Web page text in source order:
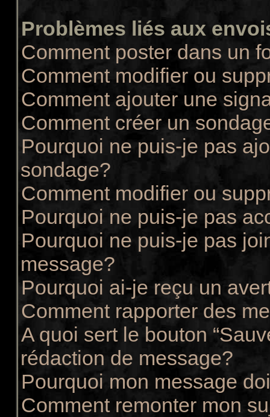
Problèmes liés aux
Comment poster dans un
Comment modifier ou
Comment ajouter une
Comment créer un
Pourquoi ne puis-je pas
sondage?
Comment modifier ou
Pourquoi ne puis-je pas
Pourquoi ne puis-je pas
message?
Pourquoi ai-je reçu un
Comment rapporter des
A quoi sert le bouton
rédaction de message?
Pourquoi mon message
Comment remonter mon